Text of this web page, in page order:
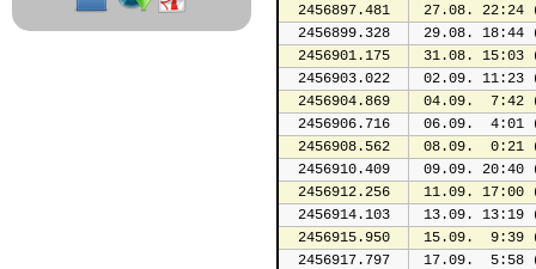
2456897.481
27.08. 22:24
2456899.328
29.08. 18:44
2456901.175
31.08. 15:03
2456903.022
02.09. 11:23
2456904.869
04.09.  7:42
2456906.716
06.09.  4:01
2456908.562
08.09.  0:21
2456910.409
09.09. 20:40
2456912.256
11.09. 17:00
2456914.103
13.09. 13:19
2456915.950
15.09.  9:39
2456917.797
17.09.  5:58